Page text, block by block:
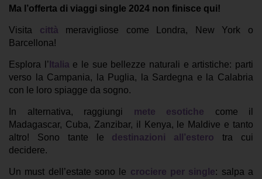
Ma l’offerta di viaggi single 2024 non finisce qui!
Visita città meravigliose come Londra, New York o
Barcellona!
Esplora l’ Italia e le sue bellezze naturali e artistiche: parti
verso la Campania, la Puglia, la Sardegna e la Calabria
con le loro spiagge da sogno.
In alternativa, raggiungi mete esotiche come il
Madagascar, Cuba, Zanzibar, il Kenya, le Maldive e tanto
altro! Sono tante le destinazioni all’estero tra cui
decidere.
Un must dell’estate sono le crociere per single: salpa a